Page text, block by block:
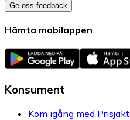
Ge oss feedback
Hämta mobilappen
Konsument
Kom igång med Prisjakt